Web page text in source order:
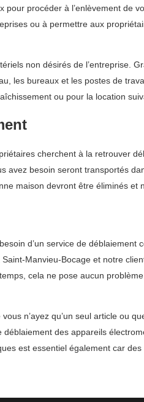
procéder à l’enlèvement
ou à permettre aux
non désirés de l’entreprise.
les bureaux et les postes de
ou pour la location
cherchent à la retrouver
avez besoin seront transportés
maison devront être éliminés
d’un service de
Manvieu-Bocage et notre
cela ne pose aucun
n’ayez qu’un seul article ou
déblaiement des appareils
est essentiel également car